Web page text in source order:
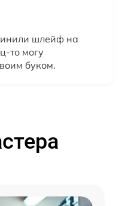
шлейф на
то могу
буком.